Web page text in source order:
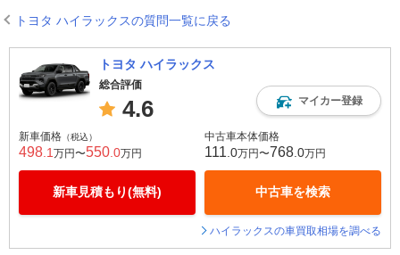
トヨタ ハイラックスの質問一覧に戻る
トヨタ ハイラックス
総合評価
4.6 マイカー登録
新車価格 （税込）
498 .1 万円〜550 .0万円
新車見積もり(無料)
中古車本体価格
111 .0万円〜768 .0万円
中古車を検索
ハイラックスの車買取相場を調べる